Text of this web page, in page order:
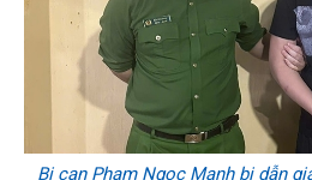
Bị can Phạm Ngọc Mạnh bị dẫn